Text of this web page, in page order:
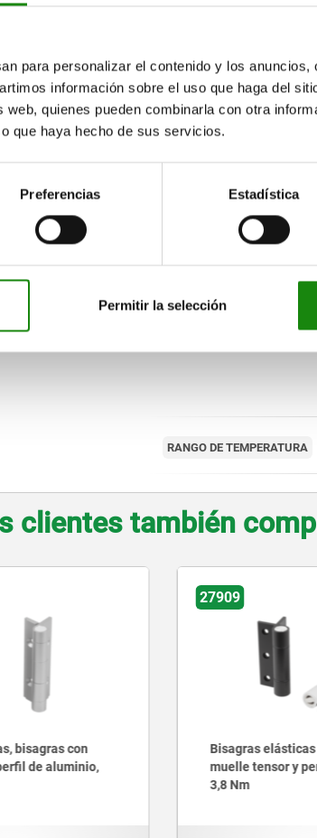
para personalizar el contenido y los
información sobre el uso que haga del
quienes pueden combinarla con otra
que haya hecho de sus servicios.
Preferencias Estadística
Permitir la selección
RANGO DE TEMPERATURA
clientes también
Bisagras con
de aluminio,
27906
Bisagras
muelle tensor y
0,35 Nm